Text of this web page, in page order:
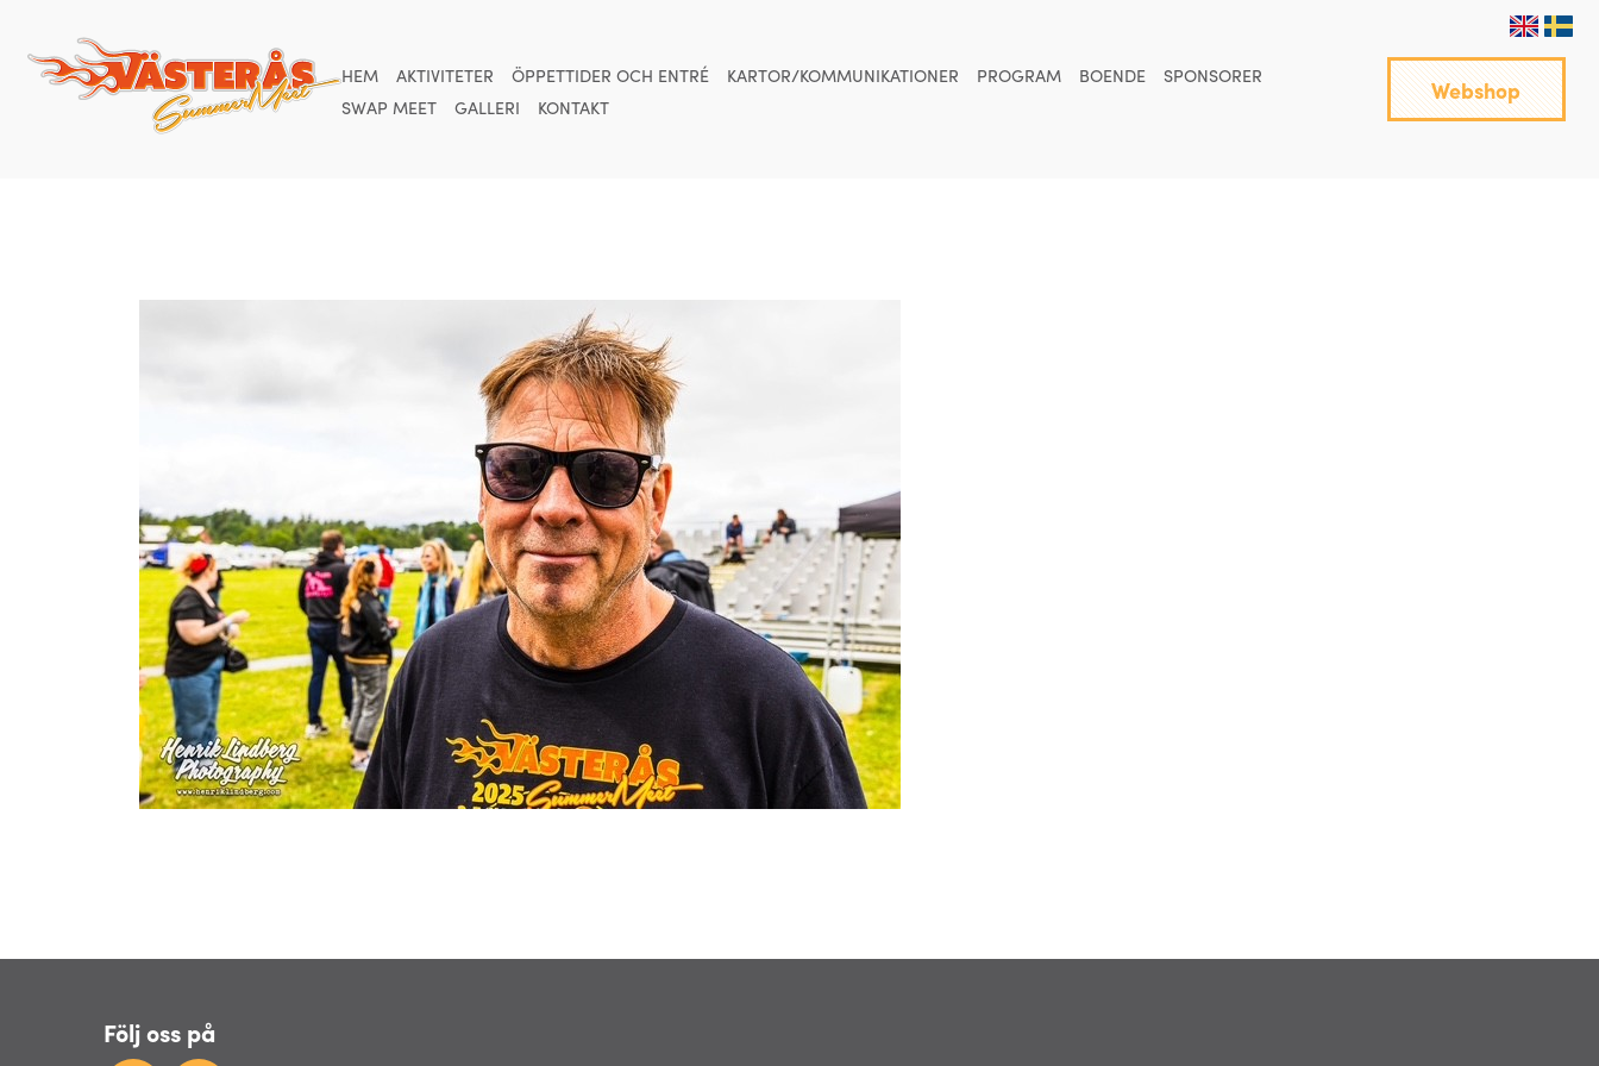
HEM AKTIVITETER ÖPPETTIDER OCH ENTRÉ KARTOR/KOMMUNIKATIONER PROGRAM BOENDE
SPONSORER
SWAP MEET
GALLERI KONTAKT
Webshop
Följ oss på